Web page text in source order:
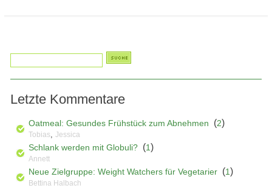
Letzte Kommentare
Oatmeal: Gesundes Frühstück zum Abnehmen (2)
Tobias Jessica
Schlank werden mit Globuli? (1)
Annett
Neue Zielgruppe: Weight Watchers für Vegetarier (1)
Bettina Halbach